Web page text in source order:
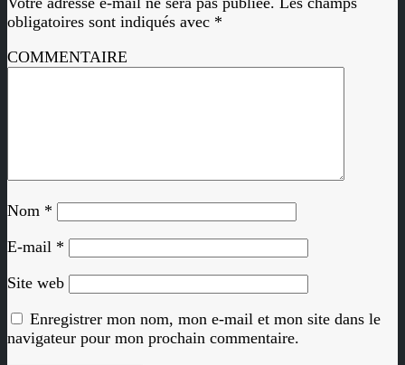
obligatoires sont indiqués avec *
COMMENTAIRE
Nom *
E-mail *
Site web
Enregistrer mon nom, mon e-mail et mon site dans le
navigateur pour mon prochain commentaire.